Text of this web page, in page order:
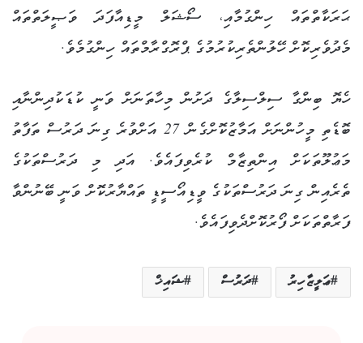
ޙަރަކާތްތައް ހިންގުމާއި، ސޯޝަލް މީޑިއާފަދަ ވަޞީލަތްތައް
މެދުވެރިކޮށް ހޭލުންތެރިކުރުމުގެ ޕްރޮގްރާމްތައް ހިންގުމެވެ.
ހެޔޮ ބިންގާ ސިލްސިލާގެ ދަށުން މިހާތަނަށް ވަނީ ކުޑަކުދިންނާއި
ބޮޑެތި މީހުންނަށް އަމާޒުކޮށްގެން 27 އަށްވުރެ ގިނަ ދަރުސް ތަފާތު
މަޢުލޫތަކަށް އިންތިޒާމް ކުރެވިފައެވެ. އަދި މި ދަރުސްތަކުގެ
ތެރެއިން ގިނަ ދަރުސްތަކުގެ ވީޑިއޯސީޑީ ތައްޔާރުކޮށް ވަނީ ބޭނުންވާ
ފަރާތްތަކަށް ފޯރުކޮށްދެވިފައެވެ.
ޢަލީޒާހިރު ދަރުސް ޝައިޚް